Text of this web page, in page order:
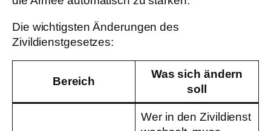
Die wichtigsten Änderungen des
Zivildienstgesetzes:
Bereich
Was sich ändern
soll
Wer in den Zivildienst